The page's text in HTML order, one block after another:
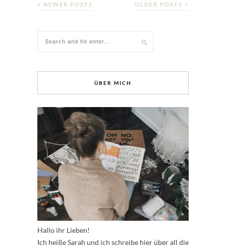
OLDER POSTS
NEWER POSTS
ÜBER MICH
Hallo ihr Lieben!
Ich heiße Sarah und ich schreibe hier über all die